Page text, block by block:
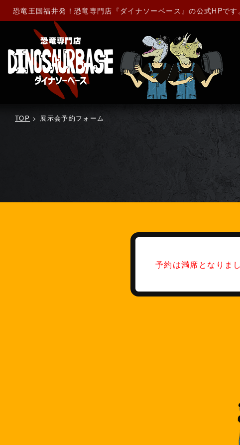
恐竜王国福井発！恐竜専門店『ダイナソーベース』の公式HPで
TOP > 展示会予約フォーム
予約は満席となりまし